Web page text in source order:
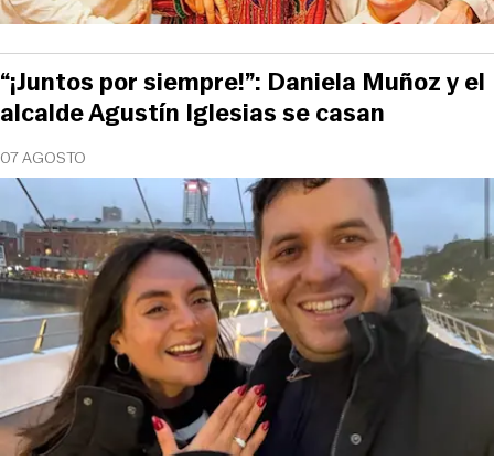
07 AGOSTO
“¡Juntos por siempre!”: Daniela Muñoz y el
alcalde Agustín Iglesias se casan